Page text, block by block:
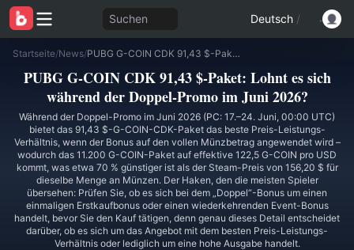
Suchen Deutsch /
Startseite/News/ PUBG G-COIN CDK 91,43 $-Paket: Lohnt es sich während der Doppel-Promo im Juni 2026?
PUBG G-COIN CDK 91,43 $-Paket: Lohnt es sich
während der Doppel-Promo im Juni 2026?
Während der Doppel-Promo im Juni 2026 (PC: 17.–24. Juni, 00:00 UTC)
bietet das 91,43 $-G-COIN-CDK-Paket das beste Preis-Leistungs-
Verhältnis, wenn der Bonus auf den vollen Münzbetrag angewendet wird –
wodurch das 11.200 G-COIN-Paket auf effektive 122,5 G-COIN pro USD
kommt, was etwa 70 % günstiger ist als der Steam-Preis von 156,20 $ für
dieselbe Menge an Münzen. Der Haken, den die meisten Spieler
übersehen: Prüfen Sie, ob es sich bei dem „Doppel“-Bonus um einen
einmaligen Erstkaufbonus oder einen wiederkehrenden Event-Bonus
handelt, bevor Sie den Kauf tätigen, denn genau dieses Detail entscheidet
darüber, ob es sich um das Angebot mit dem besten Preis-Leistungs-
Verhältnis oder lediglich um eine hohe Ausgabe handelt.